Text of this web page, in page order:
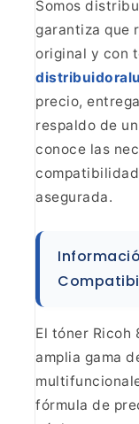
Somos
garantiza que
original y con
precio,
respaldo de
conoce las
asegurada.
El tóner Ricoh
amplia gama
fórmula de